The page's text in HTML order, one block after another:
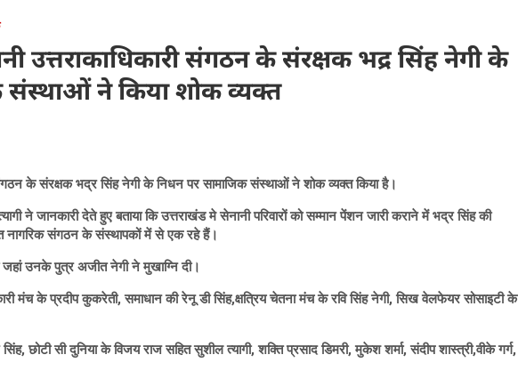
उत्तराकाधिकारी संगठन के संरक्षक भद्र सिंह नेगी के
संस्थाओं ने किया शोक व्यक्त
संगठन के संरक्षक भद्र सिंह नेगी के निधन पर सामाजिक संस्थाओं ने शोक व्यक्त किया है।
ने जानकारी देते हुए बताया कि उत्तराखंड मे सेनानी परिवारों को सम्मान पेंशन जारी कराने में भद्र सिंह की
नागरिक संगठन के संस्थापकों में से एक रहे हैं।
जहां उनके पुत्र अजीत नेगी ने मुखाग्नि दी।
मंच के प्रदीप कुकरेती, समाधान की रेनू डी सिंह,क्षत्रिय चेतना मंच के रवि सिंह नेगी, सिख वेलफेयर सोसाइटी के
छोटी सी दुनिया के विजय राज सहित सुशील त्यागी, शक्ति प्रसाद डिमरी, मुकेश शर्मा, संदीप शास्त्री,वीके गर्ग,